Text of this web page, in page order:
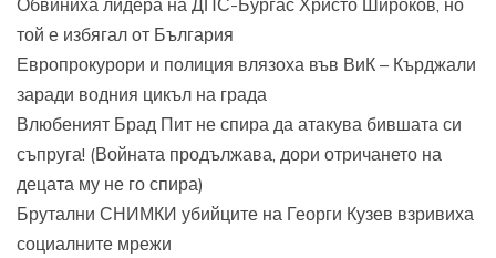
Обвиниха лидера на ДПС-Бургас Христо Широков, но
той е избягал от България
Европрокурори и полиция влязоха във ВиК – Кърджали
заради водния цикъл на града
Влюбеният Брад Пит не спира да атакува бившата си
съпруга! (Войната продължава, дори отричането на
децата му не го спира)
Брутални СНИМКИ убийците на Георги Кузев взривиха
социалните мрежи